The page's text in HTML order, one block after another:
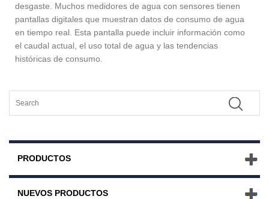
desgaste. Muchos medidores de agua con sensores tienen
pantallas digitales que muestran datos de consumo de agua
en tiempo real. Esta pantalla puede incluir información como
el caudal actual, el uso total de agua y las tendencias
históricas de consumo.
PRODUCTOS
NUEVOS PRODUCTOS